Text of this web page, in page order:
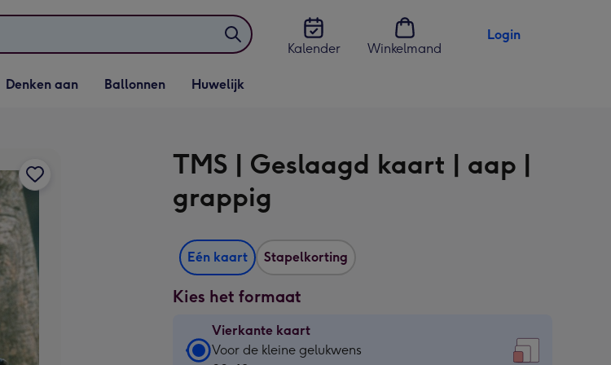
Kalender
Winkelmand
Login
Vervolgkeuzelijst
Denken aan openen
Denken aan
Vervolgkeuzelijst
Ballonnen openen
Ballonnen
Vervolgkeuzelijst
Huwelijk openen
Huwelijk
TMS | Geslaagd kaart | aap |
grappig
Eén kaart Stapelkorting
Kies het formaat
Vierkante kaart
Vierkante
Voor de kleine gelukwens